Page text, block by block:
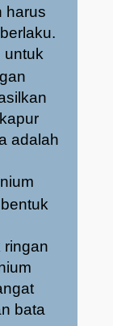
harus
untuk
adalah
ringan
bata